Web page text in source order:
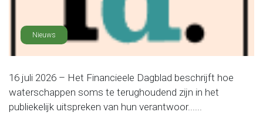
Nieuws
16 juli 2026 – Het Financieele Dagblad beschrijft hoe
waterschappen soms te terughoudend zijn in het
publiekelijk uitspreken van hun verantwoor......